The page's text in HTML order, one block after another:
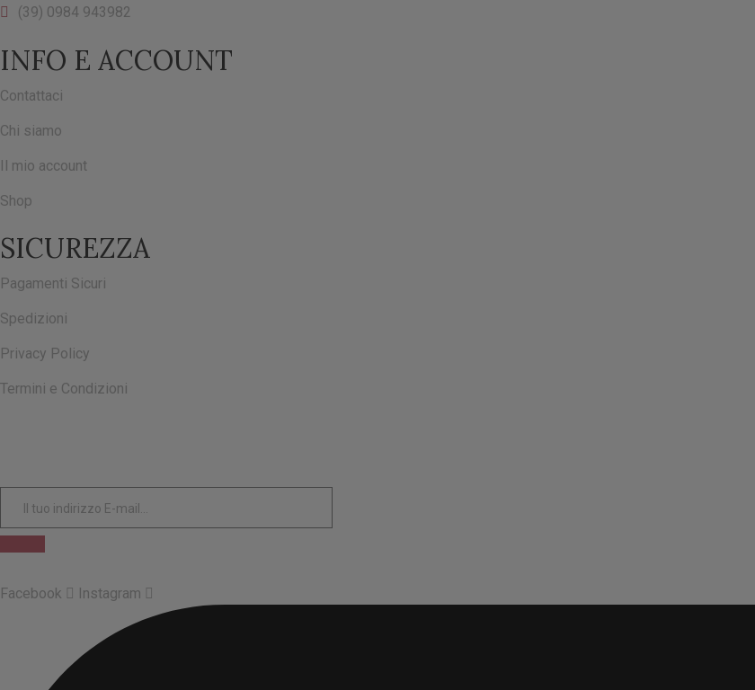
(39) 0984 943982
INFO E ACCOUNT
Contattaci
Chi siamo
Il mio account
Shop
SICUREZZA
Pagamenti Sicuri
Spedizioni
Privacy Policy
Termini e Condizioni
Facebook Instagram